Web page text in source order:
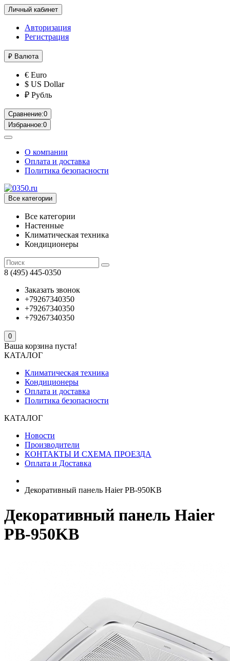
Личный кабинет
Авторизация
Регистрация
₽ Валюта
€ Euro
$ US Dollar
₽ Рубль
Сравнение:0
Избранное:0
О компании
Оплата и доставка
Политика безопасности
Все категории
Все категории
Настенные
Климатическая техника
Кондиционеры
8 (495) 445-0350
Заказать звонок
+79267340350
+79267340350
+79267340350
0
Ваша корзина пуста!
КАТАЛОГ
Климатическая техника
Кондиционеры
Оплата и доставка
Политика безопасности
КАТАЛОГ
Новости
Производители
КОНТАКТЫ И СХЕМА ПРОЕЗДА
Оплата и Доставка
Декоративный панель Haier PB-950KB
Декоративный панель Haier
PB-950KB